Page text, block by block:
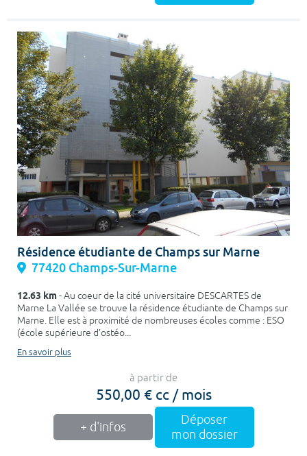
Résidence étudiante de Champs sur Marne
77420 Champs-Sur-Marne
12.63 km- Au coeur de la cité universitaire DESCARTES de
Marne La Vallée se trouve la résidence étudiante de Champs sur
Marne. Elle est à proximité de nombreuses écoles comme : ESO
(école supérieure d’ostéo...
En savoir plus
à partir de
550,00 € cc / mois
+ d'infos
Déposer
mon dossier